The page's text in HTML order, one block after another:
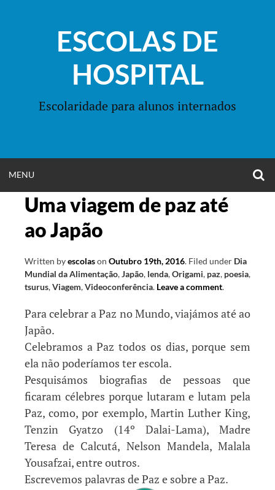
ESCOLAS DE
HOSPITAL
Escolaridade para alunos internados
MENU
MENU
Uma viagem de paz até
ao Japão
Written byescolason Outubro 19th, 2016. Filed under Dia
Mundial da Alimentação,Japão, lenda,Origami, paz, poesia,
tsurus,Viagem,Videoconferência. Leave a comment.
Para celebrar a Paz no Mundo, viajámos até ao
Japão.
Celebramos a Paz todos os dias, porque sem
ela não poderíamos ter escola.
Pesquisámos biografias de pessoas que
ficaram célebres porque lutaram e lutam pela
Paz, como, por exemplo, Martin Luther King,
Tenzin Gyatzo (14º Dalai-Lama), Madre
Teresa de Calcutá, Nelson Mandela, Malala
Yousafzai, entre outros.
Escrevemos palavras de Paz e sobre a Paz.